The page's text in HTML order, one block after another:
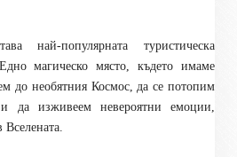
най-популярната туристическа
магическо място, където имаме
до необятния Космос, да се потопим
да изживеем невероятни емоции,